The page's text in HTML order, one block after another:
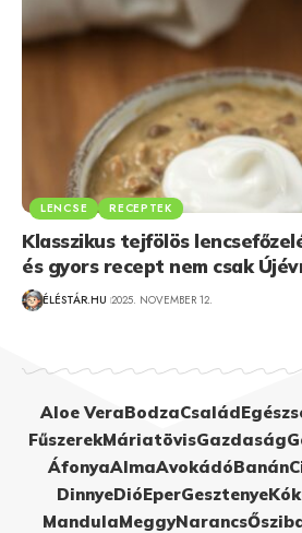
LENCSE RECEPTEK
Klasszikus tejfölös
és gyors recept nem csak
ÉLÉSTÁR.HU 2025. NOVEMBER 12.
Aloe VeraBodzaCsalád
FűszerekMáriatövisGazdaság
ÁfonyaAlmaAvokádóBanán
DinnyeDióEperGesztenye
MandulaMeggyNarancs